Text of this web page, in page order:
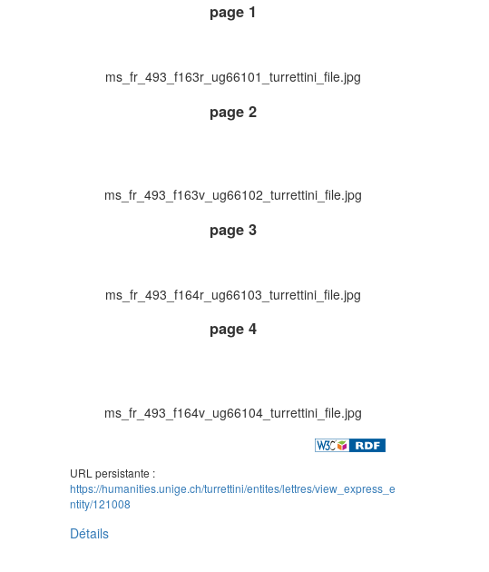
page 1
ms_fr_493_f163r_ug66101_turrettini_file.jpg
page 2
ms_fr_493_f163v_ug66102_turrettini_file.jpg
page 3
ms_fr_493_f164r_ug66103_turrettini_file.jpg
page 4
ms_fr_493_f164v_ug66104_turrettini_file.jpg
URL persistante :
https://humanities.unige.ch/turrettini/entites/lettres/view_express_e
ntity/121008
Détails